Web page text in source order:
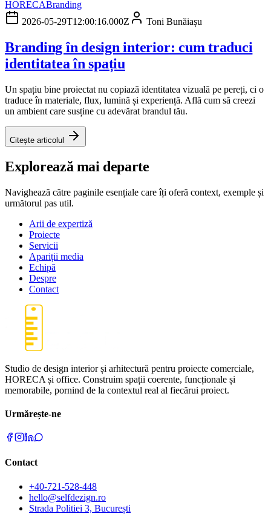
HORECABranding
2026-05-29T12:00:16.000Z
Toni Bunăiașu
Branding în design interior: cum traduci
identitatea în spațiu
Un spațiu bine proiectat nu copiază identitatea vizuală pe pereți, ci o
traduce în materiale, flux, lumină și experiență. Află cum să creezi
un ambient care susține cu adevărat brandul tău.
Citește articolul
Explorează mai departe
Navighează către paginile esențiale care îți oferă context, exemple și
următorul pas util.
Arii de expertiză
Proiecte
Servicii
Apariții media
Echipă
Despre
Contact
Studio de design interior și arhitectură pentru proiecte comerciale,
HORECA și office. Construim spații coerente, funcționale și
memorabile, pornind de la contextul real al fiecărui proiect.
Urmărește-ne
Contact
+40-721-528-448
hello@selfdezign.ro
Strada Politiei 3, București